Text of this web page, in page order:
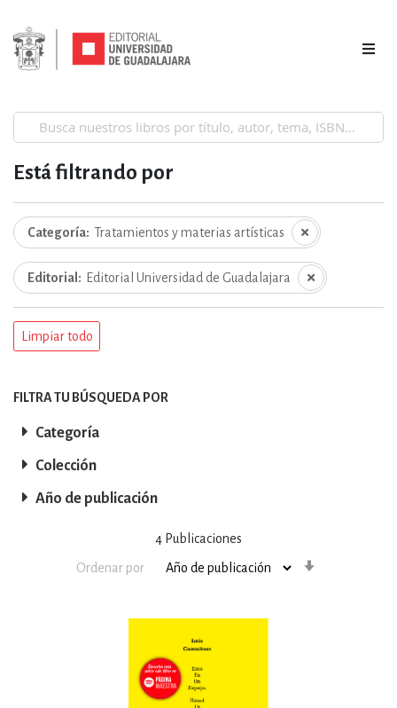
4 Publicaciones
Ordenar por
Está filtrando por
Categoría Tratamientos y materias artísticas
Editorial Editorial Universidad de Guadalajara
Limpiar todo
FILTRA TU BÚSQUEDA POR
Categoría
Colección
Año de publicación